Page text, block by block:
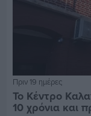
Πριν 19 ημέρες
Το Κέντρο
10 χρόνια και